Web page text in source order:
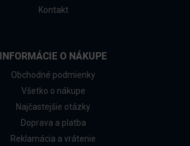
Kontakt
INFORMÁCIE O NÁKUPE
Obchodné podmienky
Všetko o nákupe
Najčastejšie otázky
Doprava a platba
Reklamácia a vrátenie